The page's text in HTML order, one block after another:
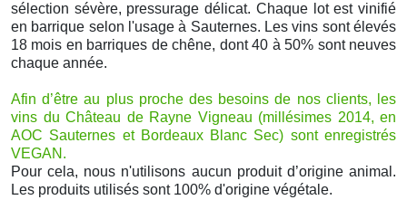
sélection sévère, pressurage délicat. Chaque lot est vinifié
en barrique selon l'usage à Sauternes. Les vins sont élevés
18 mois en barriques de chêne, dont 40 à 50% sont neuves
chaque année.
Afin d’être au plus proche des besoins de nos clients, les
vins du Château de Rayne Vigneau (millésimes 2014, en
AOC Sauternes et Bordeaux Blanc Sec) sont enregistrés
VEGAN.
Pour cela, nous n'utilisons aucun produit d’origine animal.
Les produits utilisés sont 100% d'origine végétale.